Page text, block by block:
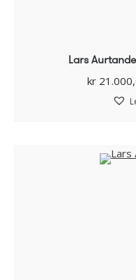
Lars
kr